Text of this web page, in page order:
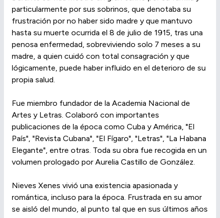
particularmente por sus sobrinos, que denotaba su
frustración por no haber sido madre y que mantuvo
hasta su muerte ocurrida el 8 de julio de 1915, tras una
penosa enfermedad, sobreviviendo solo 7 meses a su
madre, a quien cuidó con total consagración y que
lógicamente, puede haber influido en el deterioro de su
propia salud.
Fue miembro fundador de la Academia Nacional de
Artes y Letras. Colaboró con importantes
publicaciones de la época como Cuba y América, "El
País", "Revista Cubana", "El Fígaro", "Letras", "La Habana
Elegante", entre otras. Toda su obra fue recogida en un
volumen prologado por Aurelia Castillo de González.
Nieves Xenes vivió una existencia apasionada y
romántica, incluso para la época. Frustrada en su amor
se aisló del mundo, al punto tal que en sus últimos años